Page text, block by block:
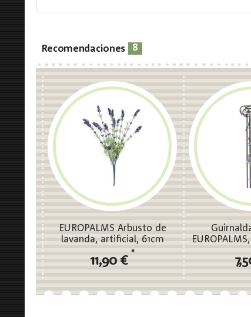
Recomendaciones 8
EUROPALMS Arbusto de
lavanda, artificial, 61cm
11,90 €
*